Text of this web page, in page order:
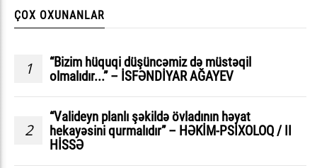
ÇOX OXUNANLAR
1
“Bizim hüquqi düşüncəmiz də müstəqil
olmalıdır...” – İSFƏNDİYAR AĞAYEV
2
“Valideyn planlı şəkildə övladının həyat
hekayəsini qurmalıdır” – HƏKİM-PSİXOLOQ / II
HİSSƏ